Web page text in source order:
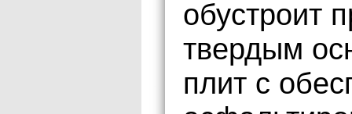
обустроит
твердым
плит с